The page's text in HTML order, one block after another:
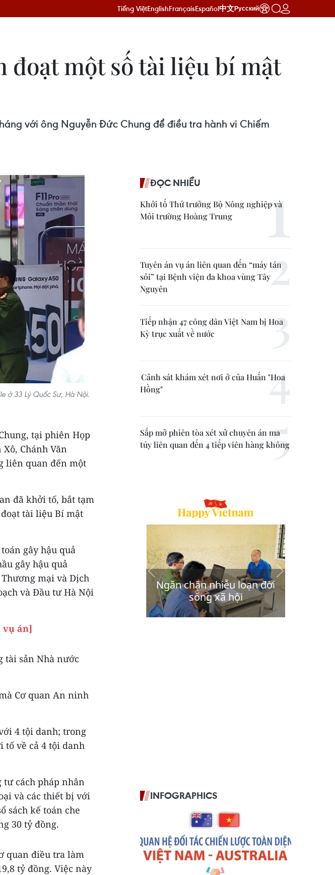
Tiếng ViệtEnglishFrançaisEspañol中文Русский
đoạt một số tài liệu bí mật
với ông Nguyễn Đức Chung để điều tra hành vi Chiếm
ở 33 Lý Quốc Sư, Hà Nội.
tại phiên Họp
Chánh Văn
liên quan đến một
đã khởi tố, bắt tạm
tài liệu Bí mật
gây hậu quả
gây hậu quả
mại và Dịch
và Đầu tư Hà Nội
vụ án]
tài sản Nhà nước
Cơ quan An ninh
4 tội danh; trong
tố về cả 4 tội danh
tư cách pháp nhân
và các thiết bị với
sách kế toán che
30 tỷ đồng.
quan điều tra làm
tỷ đồng. Việc này
ĐỌC NHIỀU
Khởi tố Thứ trưởng Bộ Nông nghiệp và
Môi trường Hoàng Trung
Tuyên án vụ án liên quan đến “máy tán
sỏi” tại Bệnh viện đa khoa vùng Tây
Nguyên
Tiếp nhận 47 công dân Việt Nam bị Hoa
Kỳ trục xuất về nước
Cảnh sát khám xét nơi ở của Huấn "Hoa
Hồng"
Sắp mở phiên tòa xét xử chuyên án ma
túy liên quan đến 4 tiếp viên hàng không
INFOGRAPHICS